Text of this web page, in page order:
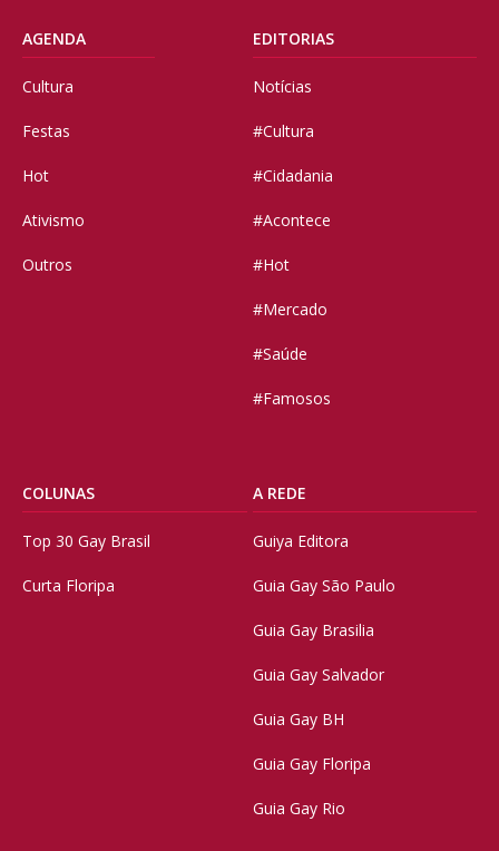
AGENDA
Cultura
Festas
Hot
Ativismo
Outros
EDITORIAS
Notícias
#Cultura
#Cidadania
#Acontece
#Hot
#Mercado
#Saúde
#Famosos
COLUNAS
Top 30 Gay Brasil
Curta Floripa
A REDE
Guiya Editora
Guia Gay São Paulo
Guia Gay Brasilia
Guia Gay Salvador
Guia Gay BH
Guia Gay Floripa
Guia Gay Rio